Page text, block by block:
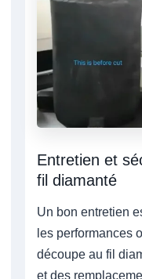
Entretien et
fil diamanté
Un bon entretien
les performances
découpe au fil
et des